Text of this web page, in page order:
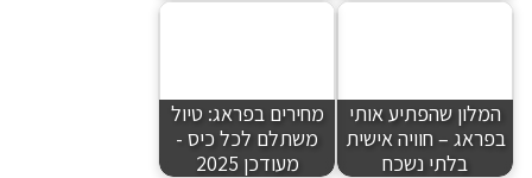
המלון שהפתיע אותי
בפראג – חוויה אישית
בלתי נשכח
מחירים בפראג: טיול
משתלם לכל כיס -
מעודכן 2025